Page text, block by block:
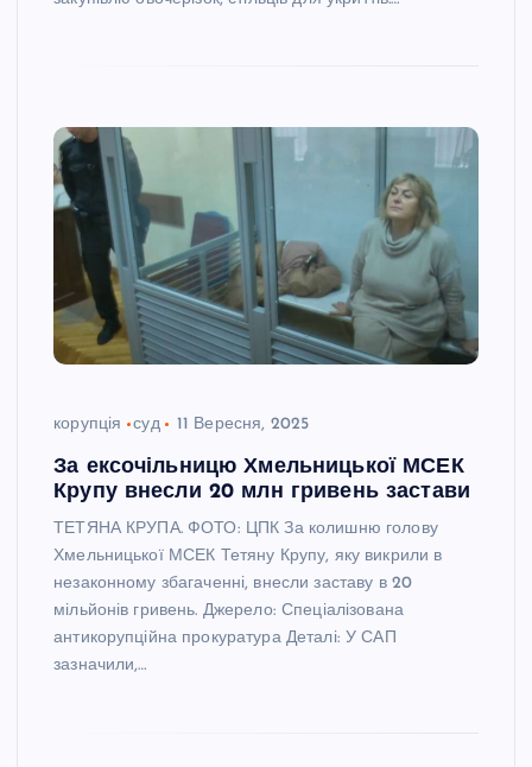
корупція суд 11 Вересня, 2025
За ексочільницю Хмельницької МСЕК
Крупу внесли 20 млн гривень застави
ТЕТЯНА КРУПА. ФОТО: ЦПК За колишню голову
Хмельницької МСЕК Тетяну Крупу, яку викрили в
незаконному збагаченні, внесли заставу в 20
мільйонів гривень. Джерело: Спеціалізована
антикорупційна прокуратура Деталі: У САП
зазначили,…